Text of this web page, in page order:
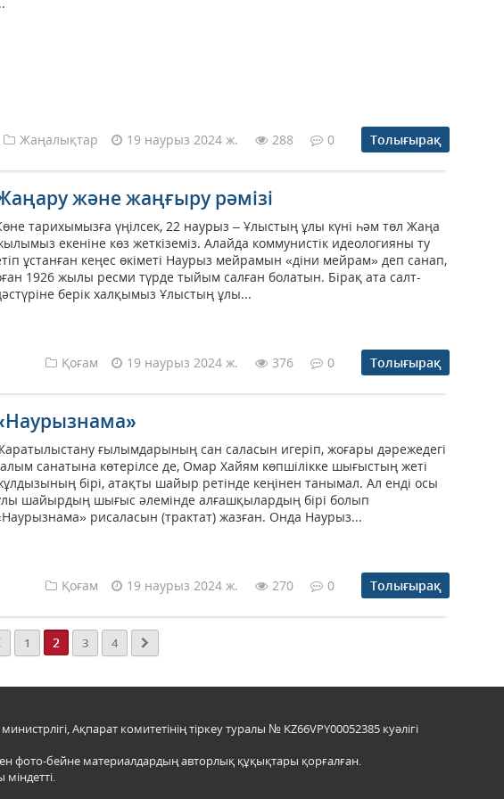
Жаңалықтар 19 наурыз 2024 ж. 288 0 Толығырақ
және жаңғыру рәмізі
тарихымызға үңілсек, 22 нау­рыз – Ұлыстың ұлы күні һәм төл Жаңа
екеніне көз жет­кіземіз. Алайда коммунистік идео­логияны ту
ұстанған кеңес өкіметі Наурыз мейрамын «діни мейрам» деп санап,
1926 жылы ресми түрде тыйым салған болатын. Бірақ ата салт-
берік халқымыз Ұлыстың ұлы...
Қоғам 19 наурыз 2024 ж. 376 0 Толығырақ
ғылымдарының сан саласын игеріп, жоғары дәрежедегі
санатына көтерілсе де, Омар Хайям көпшілікке шығыстың жеті
бірі, атақты шайыр ретінде кеңінен танымал. Ал енді осы
шайырдың шығыс әлемінде алғашқылардың бірі болып
рисаласын (трактат) жазған. Онда Наурыз...
Қоғам 19 наурыз 2024 ж. 270 0 Толығырақ
1 2 3 4
Ақпарат комитетінің тіркеу туралы № KZ66VPY00052385 куәлігі
фото-бейне материалдардың авторлық құқықтары қорғалған.